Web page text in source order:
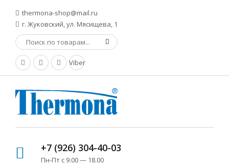
thermona-shop@mail.ru
г. Жуковский, ул. Мясищева, 1
Viber
+7 (926) 304-40-03
Пн-Пт с 9.00 — 18.00